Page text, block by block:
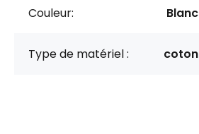
Couleur: Blanc
Type de matériel : coton